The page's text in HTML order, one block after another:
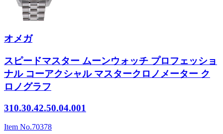
オメガ
スピードマスター ムーンウォッチ プロフェッショ
ナル コーアクシャル マスタークロノメーター ク
ロノグラフ
310.30.42.50.04.001
Item No.70378